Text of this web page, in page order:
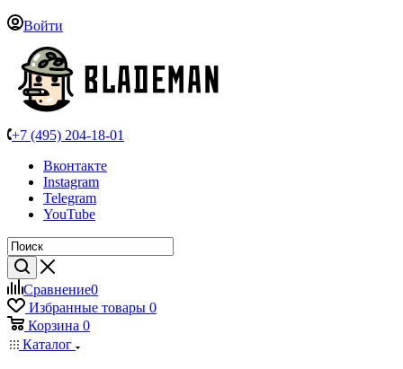
Войти
+7 (495) 204-18-01
Вконтакте
Instagram
Telegram
YouTube
Сравнение0
Избранные товары 0
Корзина 0
Каталог